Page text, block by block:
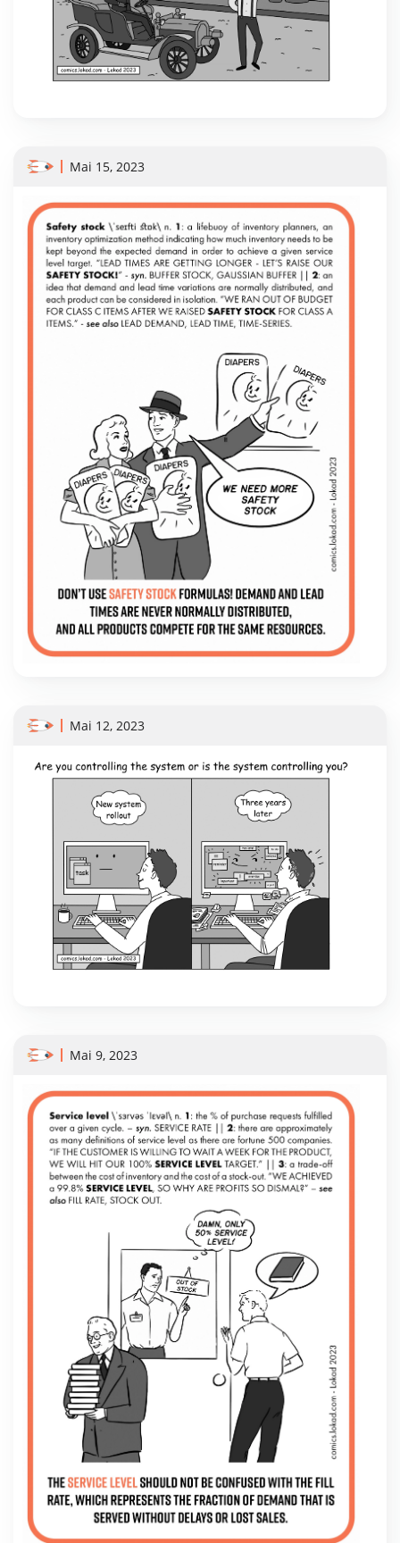
Mai 15, 2023
Mai 12, 2023
Mai 9, 2023